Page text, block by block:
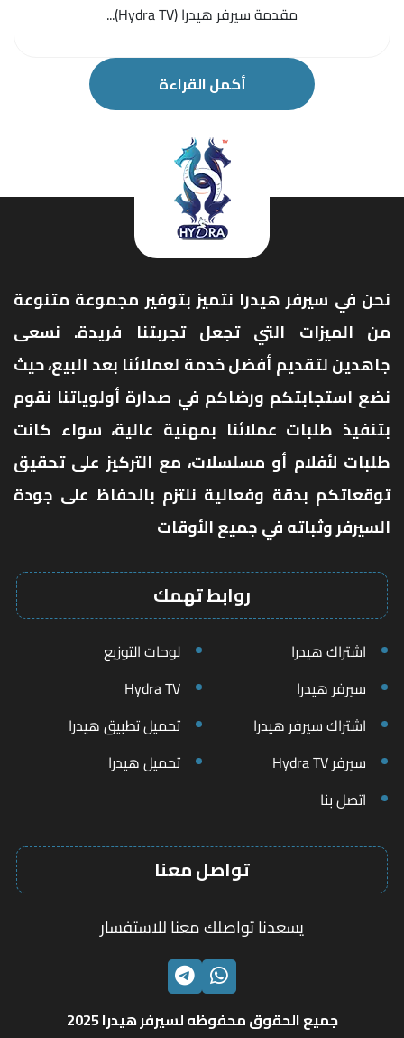
مقدمة سيرفر هيدرا (Hydra TV)...
أكمل القراءة
نحن في سيرفر هيدرا نتميز بتوفير مجموعة متنوعة
من الميزات التي تجعل تجربتنا فريدة. نسعى
جاهدين لتقديم أفضل خدمة لعملائنا بعد البيع، حيث
نضع استجابتكم ورضاكم في صدارة أولوياتنا نقوم
بتنفيذ طلبات عملائنا بمهنية عالية، سواء كانت
طلبات لأفلام أو مسلسلات، مع التركيز على تحقيق
توقعاتكم بدقة وفعالية نلتزم بالحفاظ على جودة
السيرفر وثباته في جميع الأوقات
روابط تهمك
اشتراك هيدرا
لوحات التوزيع
سيرفر هيدرا
Hydra TV
اشتراك سيرفر هيدرا
تحميل تطبيق هيدرا
سيرفر Hydra TV
تحميل هيدرا
اتصل بنا
تواصل معنا
يسعدنا تواصلك معنا للاستفسار
الواتسابتليجرام
جميع الحقوق محفوظه لسيرفر هيدرا 2025